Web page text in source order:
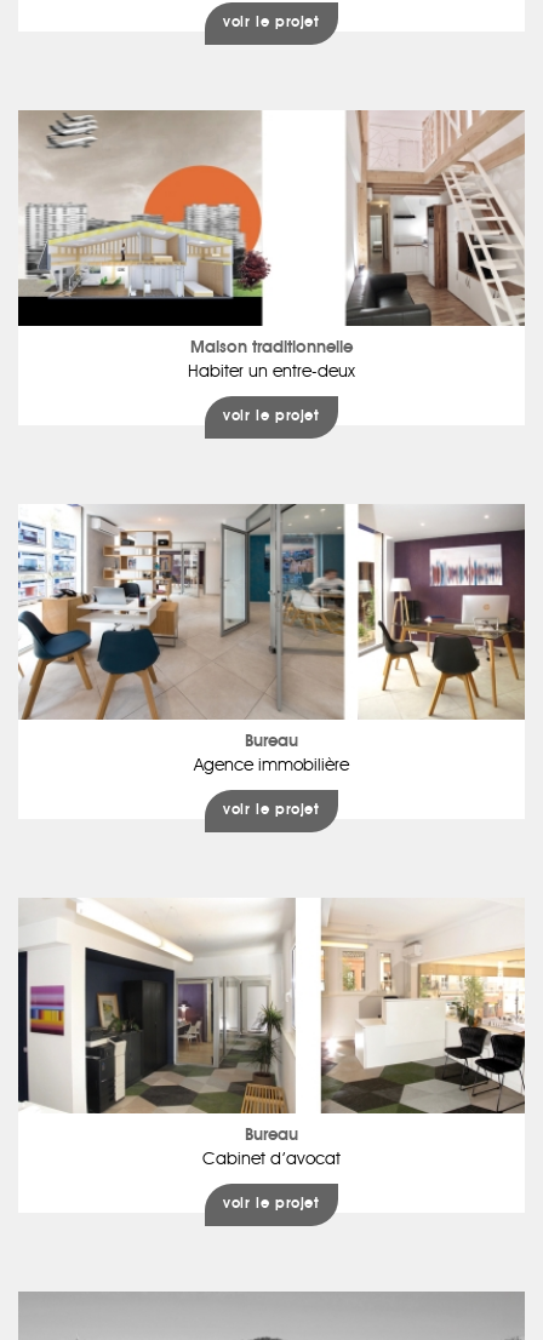
voir le projet
Maison traditionnelle
Habiter un entre-deux
voir le projet
Bureau
Agence immobilière
voir le projet
Bureau
Cabinet d’avocat
voir le projet